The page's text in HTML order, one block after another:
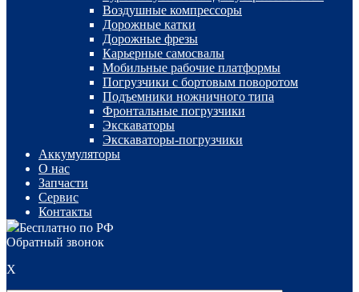
Воздушные компрессоры
Дорожные катки
Дорожные фрезы
Карьерные самосвалы
Мобильные рабочие платформы
Погрузчики с бортовым поворотом
Подъемники ножничного типа
Фронтальные погрузчики
Экскаваторы
Экскаваторы-погрузчики
Аккумуляторы
О нас
Запчасти
Сервис
Контакты
Бесплатно по РФ
Обратный звонок
X